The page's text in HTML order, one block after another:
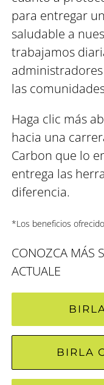
para entregar
saludable a
trabajamos
las
Haga clic más
hacia una
Carbon que lo
entrega las
diferencia.
*Los beneficios
CONOZCA MÁS
ACTUALE
BIRLA